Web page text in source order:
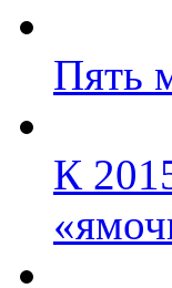
Пять
К